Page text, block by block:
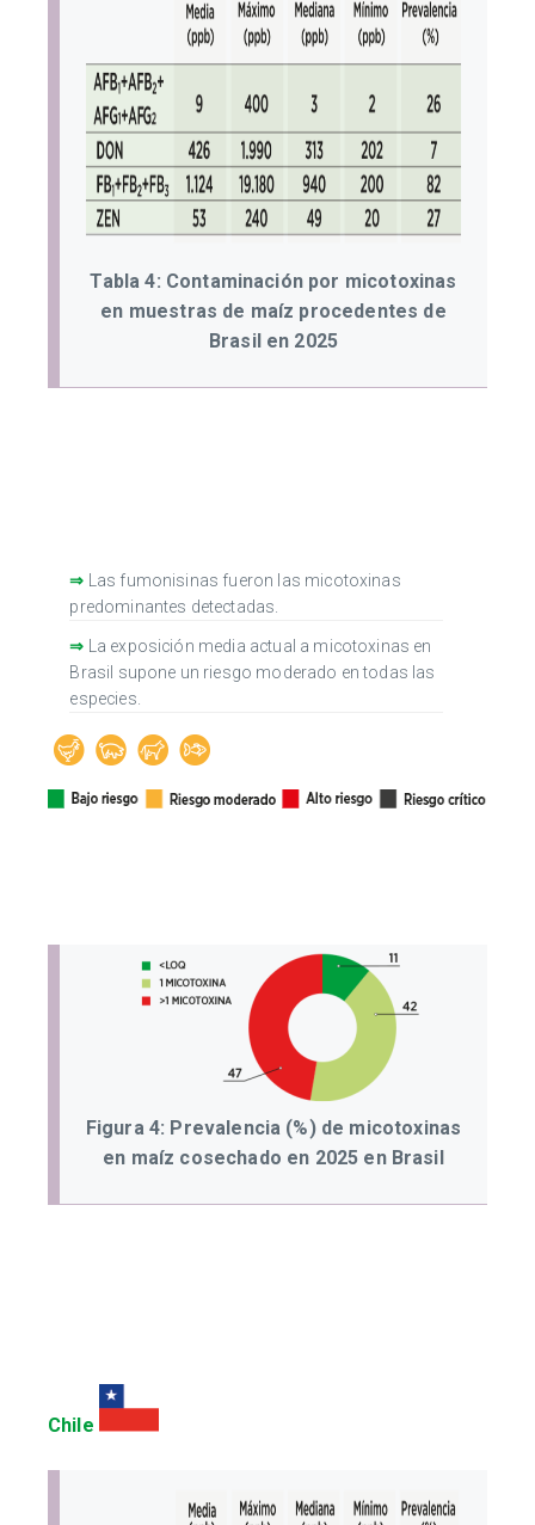
Tabla 4: Contaminación por micotoxinas
en muestras de maíz procedentes de
Brasil en 2025
⇒ Las fumonisinas fueron las micotoxinas
predominantes detectadas.
⇒ La exposición media actual a micotoxinas en
Brasil supone un riesgo moderado en todas las
especies.
Figura 4: Prevalencia (%) de micotoxinas
en maíz cosechado en 2025 en Brasil
Chile